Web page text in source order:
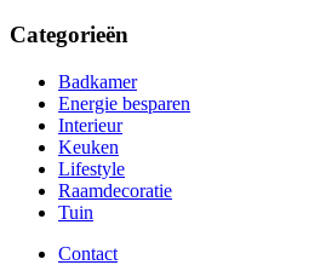
Categorieën
Badkamer
Energie besparen
Interieur
Keuken
Lifestyle
Raamdecoratie
Tuin
Contact